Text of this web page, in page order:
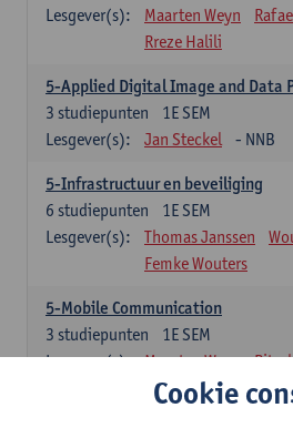
Lesgever(s):
Maarten Weyn
Rreze Halili
5-Applied Digital Image and Data
1E SEM
3 studiepunten
Lesgever(s):
Jan Steckel - NNB
5-Infrastructuur en beveiliging
1E SEM
6 studiepunten
Lesgever(s):
Thomas Janssen
Femke Wouters
5-Mobile Communication
1E SEM
3 studiepunten
Lesgever(s):
Maarten Weyn
5-Telecommunication 2
Cookie